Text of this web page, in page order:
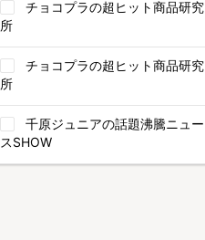
チョコプラの超ヒット商品研究
所
チョコプラの超ヒット商品研究
所
千原ジュニアの話題沸騰ニュー
スSHOW